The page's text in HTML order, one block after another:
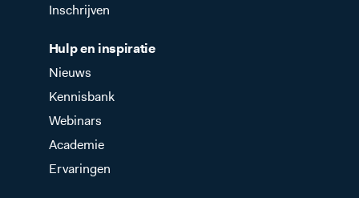
Inschrijven
Hulp en inspiratie
Nieuws
Kennisbank
Webinars
Academie
Ervaringen